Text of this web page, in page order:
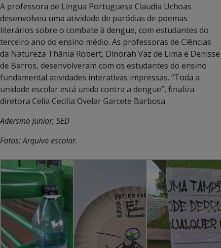
A professora de Língua Portuguesa Claudia Uchoas
desenvolveu uma atividade de paródias de poemas
literários sobre o combate à dengue, com estudantes do
terceiro ano do ensino médio. As professoras de Ciências
da Natureza Thânia Robert, Dinorah Vaz de Lima e Denisse
de Barros, desenvolveram com os estudantes do ensino
fundamental atividades interativas impressas. “Toda a
unidade escolar está unida contra a dengue”, finaliza
diretora Celia Cecilia Ovelar Garcete Barbosa.
Adersino Junior, SED
Fotos: Arquivo escolar.